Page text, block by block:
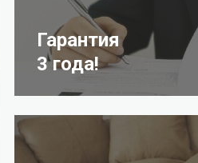
Гарантия
3 года!